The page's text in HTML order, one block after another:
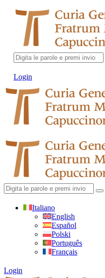
Login
Italiano
English
Español
Polski
Português
Français
Login